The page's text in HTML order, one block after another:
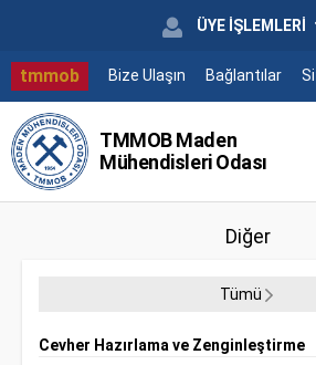
ÜYE İŞLEMLERİ
tmmob Bize Ulaşın Bağlantılar
TMMOB Maden
Mühendisleri Odası
Diğer
Tümü
Cevher Hazırlama ve Zenginleştirme